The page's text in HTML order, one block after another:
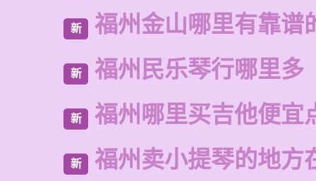
新 福州金山哪里有靠谱
新 福州民乐琴行哪里多
新 福州哪里买吉他便宜
新 福州卖小提琴的地方